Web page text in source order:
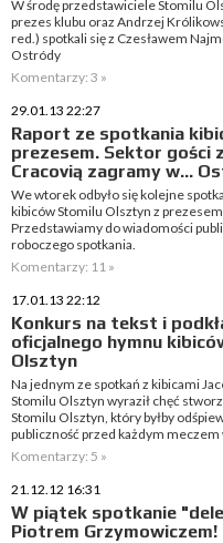
W środę przedstawiciele Stomilu
prezes klubu oraz Andrzej
red.) spotkali się z Czesławem
Ostródy
Komentarzy: 3 »
29.01.13 22:27
Raport ze spotkania
prezesem. Sektor gości
Cracovią zagramy w...
We wtorek odbyło się kolejne
kibiców Stomilu Olsztyn z
Przedstawiamy do wiadomości
roboczego spotkania.
Komentarzy: 11 »
17.01.13 22:12
Konkurs na tekst i
oficjalnego hymnu
Olsztyn
Na jednym ze spotkań z kibicami
Stomilu Olsztyn wyraził chęć
Stomilu Olsztyn, który byłby
publiczność przed każdym
Komentarzy: 5 »
21.12.12 16:31
W piątek spotkanie
Piotrem Grzymowiczem!